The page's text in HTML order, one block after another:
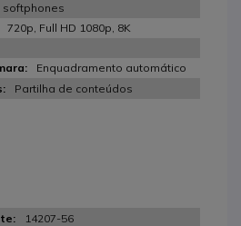
softphones
720p, Full HD 1080p, 8K
Enquadramento automático
Partilha de conteúdos
14207-56